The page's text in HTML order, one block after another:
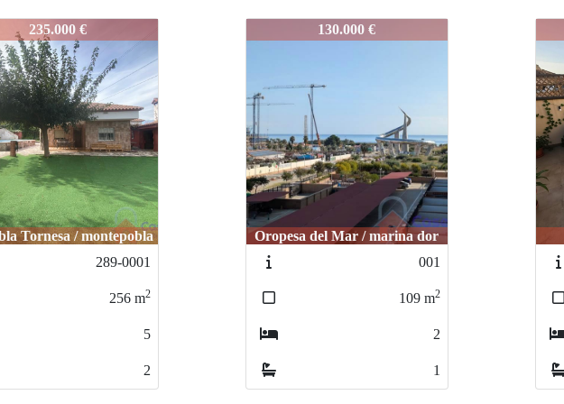
130.000 €
del Mar / marina dor
001
109m2
2
1
265.000 €
Castellón / renault
287-0001
194 m2
4
3